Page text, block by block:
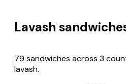
Lavash
79 sandwiches across 3
lavash.